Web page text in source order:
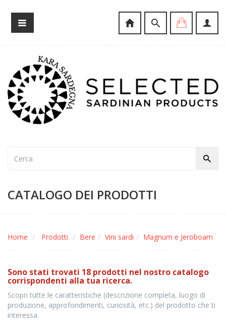
CATALOGO DEI PRODOTTI
Home Prodotti Bere Vini sardi Magnum e Jeroboam
Sono stati trovati 18 prodotti nel nostro catalogo
corrispondenti alla tua ricerca.
Scopri tutte le caratteristiche (descrizione completa, luogo di
produzione, approfondimenti, curiosità, etc.) del prodotto che ti
interessa.